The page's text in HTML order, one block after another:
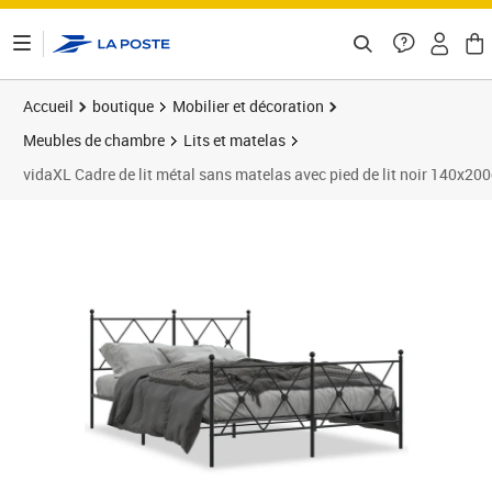
Accueil boutique
Mobilier et décoration
Meubles de chambre
Lits et matelas
vidaXL Cadre de lit métal sans matelas avec pied de lit noir